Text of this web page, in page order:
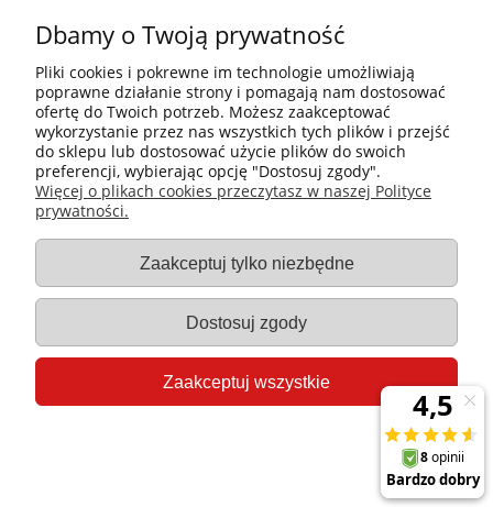
Płatności i dostawa
Gastro-Pol
Moje konto
Pomoc
Dbamy o Twoją prywatność
Pliki cookies i pokrewne im technologie umożliwiają
poprawne działanie strony i pomagają nam dostosować
ofertę do Twoich potrzeb. Możesz zaakceptować
wykorzystanie przez nas wszystkich tych plików i przejść
do sklepu lub dostosować użycie plików do swoich
preferencji, wybierając opcję "Dostosuj zgody".
Więcej o plikach cookies przeczytasz w naszej Polityce
prywatności.
Zaakceptuj tylko niezbędne
Dostosuj zgody
Zaakceptuj wszystkie